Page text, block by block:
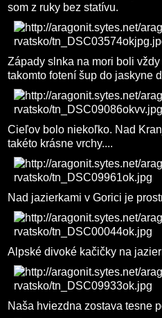
som z ruky bez statívu.
Západy slnka na mori boli
takomto fotení šup do jaskyne
Cieľov bolo niekoľko. Nad
takéto krásne vrchy....
Nad jazierkami v Gorici je
Alpské divoké kačičky na
Naša hviezdna zostava tesne